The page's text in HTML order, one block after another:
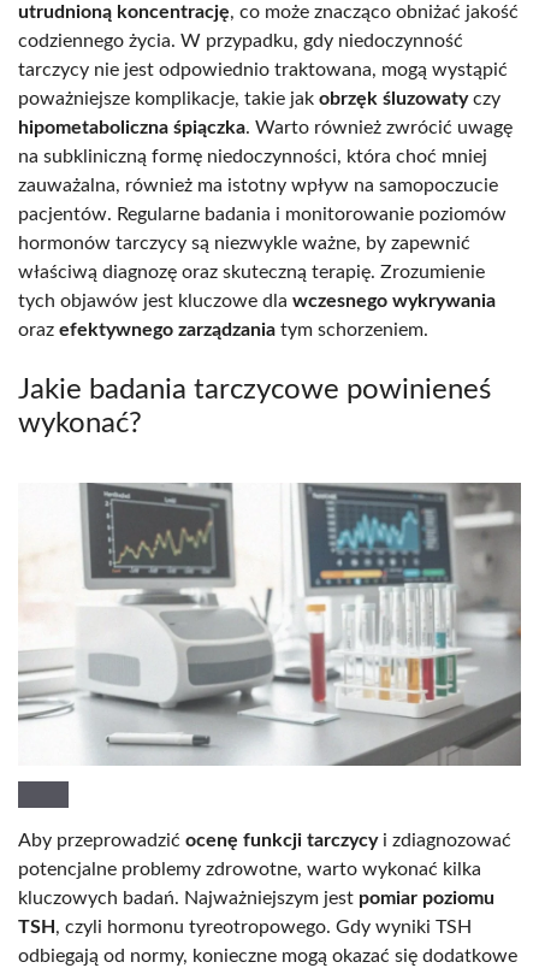
utrudnioną koncentrację, co może znacząco obniżać jakość
codziennego życia. W przypadku, gdy niedoczynność
tarczycy nie jest odpowiednio traktowana, mogą wystąpić
poważniejsze komplikacje, takie jak obrzęk śluzowatyczy
hipometaboliczna śpiączka. Warto również zwrócić uwagę
na subkliniczną formę niedoczynności, która choć mniej
zauważalna, również ma istotny wpływ na samopoczucie
pacjentów. Regularne badania i monitorowanie poziomów
hormonów tarczycy są niezwykle ważne, by zapewnić
właściwą diagnozę oraz skuteczną terapię. Zrozumienie
tych objawów jest kluczowe dla wczesnego wykrywania
oraz efektywnego zarządzania tym schorzeniem.
Jakie badania tarczycowe powinieneś
wykonać?
Aby przeprowadzić ocenę funkcji tarczycyi zdiagnozować
potencjalne problemy zdrowotne, warto wykonać kilka
kluczowych badań. Najważniejszym jest pomiar poziomu
TSH , czyli hormonu tyreotropowego. Gdy wyniki TSH
odbiegają od normy, konieczne mogą okazać się dodatkowe